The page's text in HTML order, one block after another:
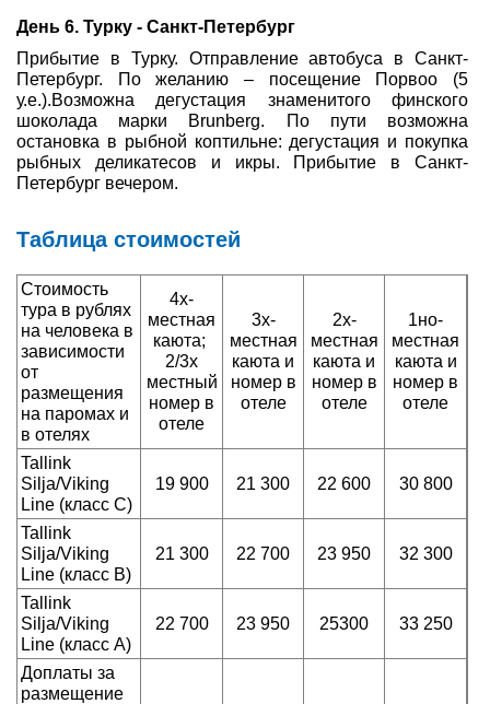
День 6. Турку - Санкт-Петербург
Прибытие в Турку. Отправление автобуса в Санкт-
Петербург. По желанию – посещение Порвоо (5
у.е.).Возможна дегустация знаменитого финского
шоколада марки Brunberg. По пути возможна
остановка в рыбной коптильне: дегустация и покупка
рыбных деликатесов и икры. Прибытие в Санкт-
Петербург вечером.
Таблица стоимостей
Стоимость
тура в рублях
на человека в
зависимости
от
размещения
на паромах и
в отелях
4х-
местная
каюта;
2/3х
местный
номер в
отеле
3х-
местная
каюта и
номер в
отеле
2х-
местная
каюта и
номер в
отеле
1но-
местная
каюта и
номер в
отеле
Tallink
Silja/Viking
Line (класс С)
19 900 21 300 22 600 30 800
Tallink
Silja/Viking
Line (класс В)
21 300 22 700 23 950 32 300
Tallink
Silja/Viking
Line (класс А)
22 700 23 950 25300 33 250
Доплаты за
размещение